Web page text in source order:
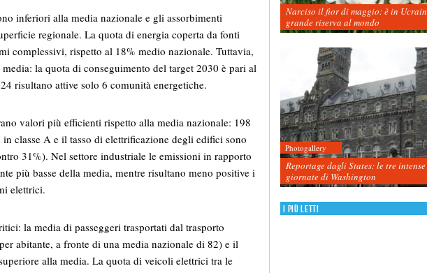
inferiori alla media nazionale e gli assorbimenti
regionale. La quota di energia coperta da fonti
complessivi, rispetto al 18% medio nazionale. Tuttavia,
la quota di conseguimento del target 2030 è pari al
risultano attive solo 6 comunità energetiche.
valori più efficienti rispetto alla media nazionale: 198
classe A e il tasso di elettrificazione degli edifici sono
31%). Nel settore industriale le emissioni in rapporto
più basse della media, mentre risultano meno positive i
elettrici.
la media di passeggeri trasportati dal trasporto
abitante, a fronte di una media nazionale di 82) e il
alla media. La quota di veicoli elettrici tra le
Narciso il fior di maggio: è in
grande riserva al mondo
Photogallery
Reportage dagli States: le tre intense
giornate di Washington
I più letti